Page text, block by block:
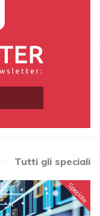
Tutti gli speciali
Speciale